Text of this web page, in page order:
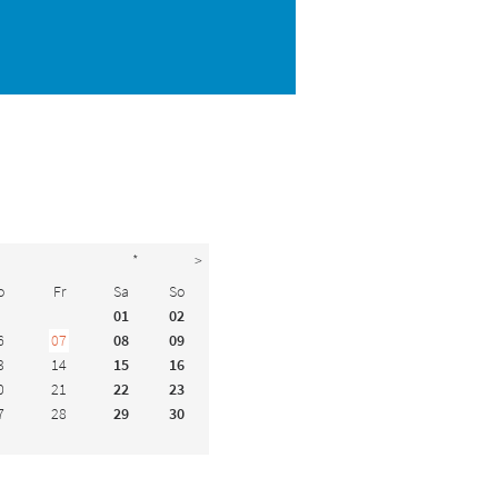
*
>
Fr Sa
So
01
02
07 08
09
14 15
16
21 22
23
28 29 30